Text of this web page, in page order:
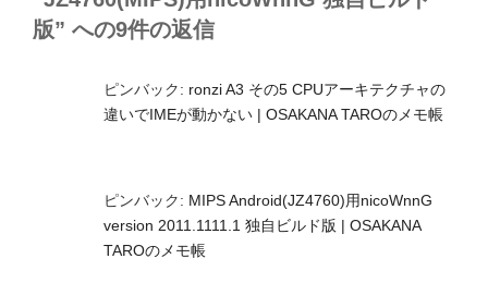
版” への9件の返信
ピンバック: ronzi A3 その5 CPUアーキテクチャの
違いでIMEが動かない | OSAKANA TAROのメモ帳
ピンバック: MIPS Android(JZ4760)用nicoWnnG
version 2011.1111.1 独自ビルド版 | OSAKANA
TAROのメモ帳